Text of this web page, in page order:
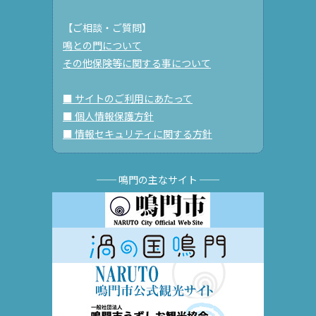
【ご相談・ご質問】
鳴との門について
その他保険等に関する事について
■ サイトのご利用にあたって
■ 個人情報保護方針
■ 情報セキュリティに関する方針
── 鳴門の主なサイト ──